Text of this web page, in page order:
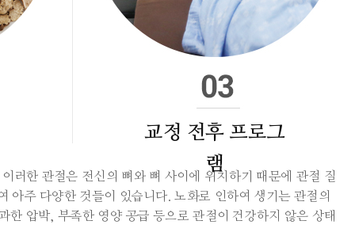
교정 전후 프로그
램
러한 관절은 전신의 뼈와 뼈 사이에 위치하기 때문에 관절 질
주 다양한 것들이 있습니다. 노화로 인하여 생기는 관절의
압박, 부족한 영양 공급 등으로 관절이 건강하지 않은 상태